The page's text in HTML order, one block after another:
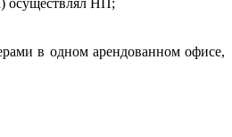
в одном арендованном офисе,